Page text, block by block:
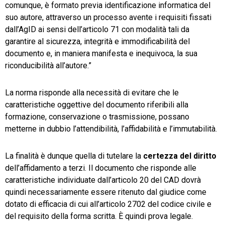
comunque, è formato previa identificazione informatica del
suo autore, attraverso un processo avente i requisiti fissati
dall’AgID ai sensi dell’articolo 71 con modalità tali da
garantire al sicurezza, integrità e immodificabilità del
documento e, in maniera manifesta e inequivoca, la sua
riconducibilità all’autore.”
La norma risponde alla necessità di evitare che le
caratteristiche oggettive del documento riferibili alla
formazione, conservazione o trasmissione, possano
metterne in dubbio l’attendibilità, l’affidabilità e l’immutabilità.
La finalità è dunque quella di tutelare la certezza del diritto
dell’affidamento a terzi. Il documento che risponde alle
caratteristiche individuate dall’articolo 20 del CAD dovrà
quindi necessariamente essere ritenuto dal giudice come
dotato di efficacia di cui all’articolo 2702 del codice civile e
del requisito della forma scritta. È quindi prova legale.